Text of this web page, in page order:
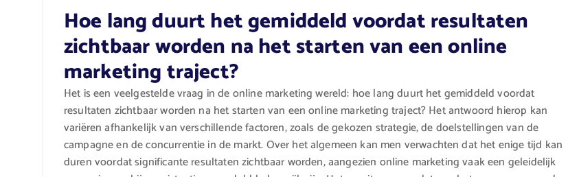
Hoe lang duurt het gemiddeld voordat resultaten
zichtbaar worden na het starten van een online
marketing traject?
Het is een veelgestelde vraag in de online marketing wereld: hoe lang duurt het gemiddeld voordat
resultaten zichtbaar worden na het starten van een online marketing traject? Het antwoord hierop kan
variëren afhankelijk van verschillende factoren, zoals de gekozen strategie, de doelstellingen van de
campagne en de concurrentie in de markt. Over het algemeen kan men verwachten dat het enige tijd kan
duren voordat significante resultaten zichtbaar worden, aangezien online marketing vaak een geleidelijk